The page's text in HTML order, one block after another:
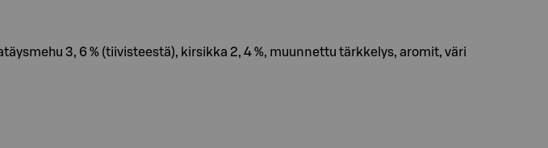
3, 6 % (tiivisteestä), kirsikka 2, 4 %, muunnettu tärkkelys, aromit, väri